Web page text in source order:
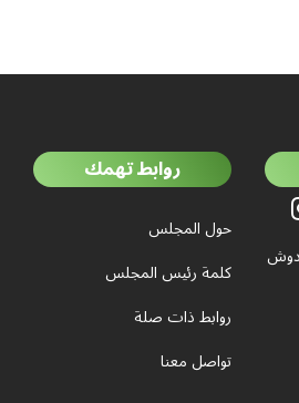
575 ديدوش
روابط تهمك
حول المجلس
كلمة رئيس المجلس
روابط ذات صلة
تواصل معنا